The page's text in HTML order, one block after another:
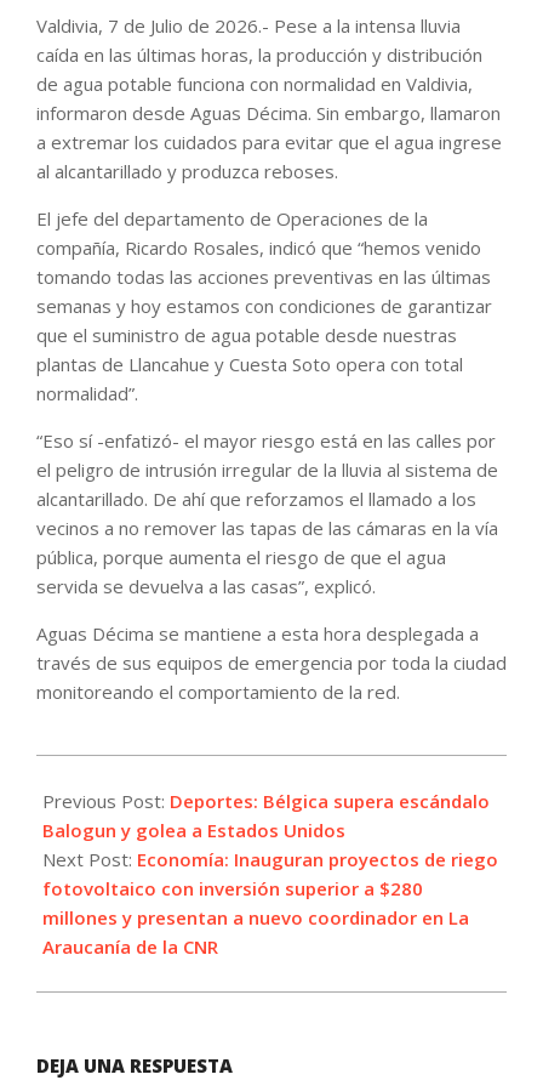
Valdivia, 7 de Julio de 2026.- Pese a la intensa lluvia
caída en las últimas horas, la producción y distribución
de agua potable funciona con normalidad en Valdivia,
informaron desde Aguas Décima. Sin embargo, llamaron
a extremar los cuidados para evitar que el agua ingrese
al alcantarillado y produzca reboses.
El jefe del departamento de Operaciones de la
compañía, Ricardo Rosales, indicó que “hemos venido
tomando todas las acciones preventivas en las últimas
semanas y hoy estamos con condiciones de garantizar
que el suministro de agua potable desde nuestras
plantas de Llancahue y Cuesta Soto opera con total
normalidad”.
“Eso sí -enfatizó- el mayor riesgo está en las calles por
el peligro de intrusión irregular de la lluvia al sistema de
alcantarillado. De ahí que reforzamos el llamado a los
vecinos a no remover las tapas de las cámaras en la vía
pública, porque aumenta el riesgo de que el agua
servida se devuelva a las casas”, explicó.
Aguas Décima se mantiene a esta hora desplegada a
través de sus equipos de emergencia por toda la ciudad
monitoreando el comportamiento de la red.
07-
07
Previous Post: Deportes: Bélgica supera escándalo
Balogun y golea a Estados Unidos
Next Post: Economía: Inauguran proyectos de riego
fotovoltaico con inversión superior a $280
millones y presentan a nuevo coordinador en La
Araucanía de la CNR
DEJA UNA RESPUESTA